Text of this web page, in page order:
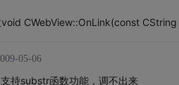
CWebView::OnLink(const CString
05-06
持substr函数功能，调不出来